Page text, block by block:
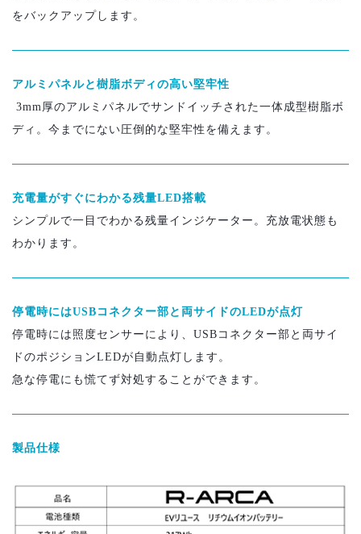
をバックアップします。
アルミパネルと樹脂ボディの高い堅牢性
3mm厚のアルミパネルでサンドイッチされた一体成型樹脂ボ
ディ。今までにない圧倒的な堅牢性を備えます。
充電量がすぐにわかる残量LED搭載
シンプルで一目でわかる残量インジケーター。充放電状態も
わかります。
停電時にはUSBコネクター部と両サイドのLEDが点灯
停電時には照度センサーにより、USBコネクター部と両サイ
ドのポジションLEDが自動点灯します。
急な停電にも慌てず対処することができます。
製品仕様